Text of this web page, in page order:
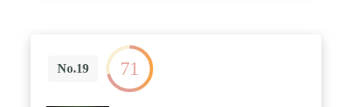
No.19 71